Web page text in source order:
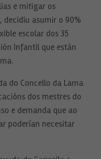
e mitigar os
decidiu asumir o 90%
escolar dos 35
Infantil que están
do Concello da Lama
dos mestres do
e demanda que ao
poderían necesitar